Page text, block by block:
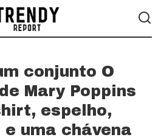
conjunto O
Mary Poppins
espelho,
e uma chávena